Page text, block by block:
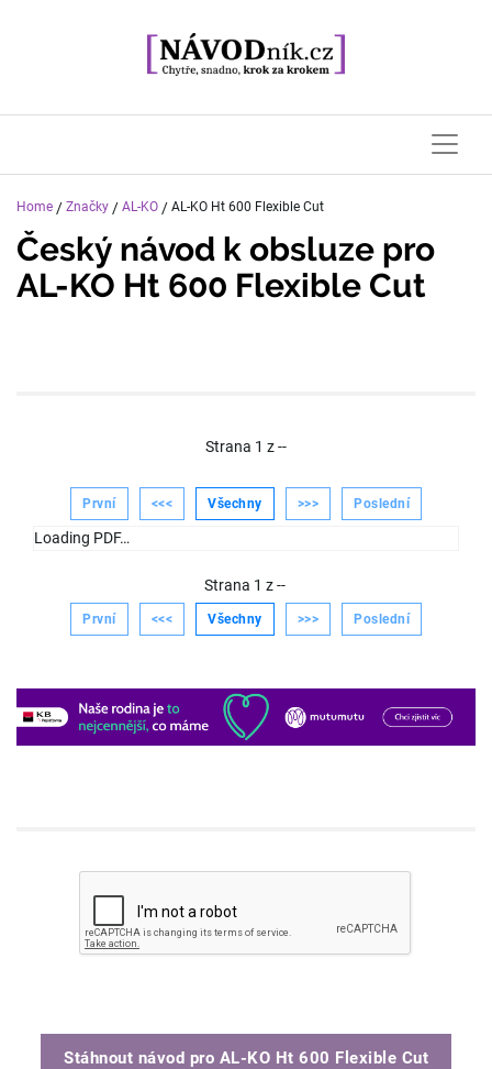
Home / Značky / AL-KO / AL-KO Ht 600 Flexible Cut
Český návod k obsluze pro
AL-KO Ht 600 Flexible Cut
Strana 1 z--
První <<< Všechny >>> Poslední
Loading PDF…
Strana 1 z--
První <<< Všechny >>> Poslední
Stáhnout návod pro AL-KO Ht 600 Flexible Cut